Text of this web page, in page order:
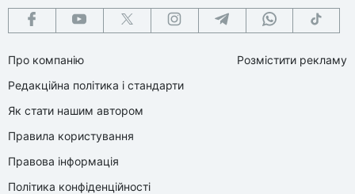
Про компанію
Редакційна політика і стандарти
Як стати нашим автором
Правила користування
Правова інформація
Політика конфіденційності
Розмістити рекламу